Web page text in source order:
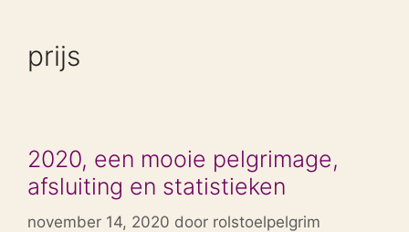
prijs
2020, een mooie pelgrimage,
afsluiting en statistieken
november 14, 2020 door rolstoelpelgrim